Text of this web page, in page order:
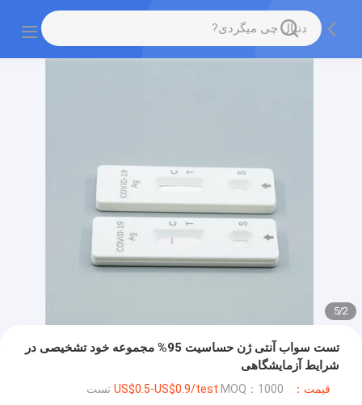
2
/
5
تست سواب آنتی ژن حساسیت 95% مجموعه خود تشخیصی در
شرایط آزمایشگاهی
قیمت：US$0.5-US$0.9/test MOQ：1000 تست